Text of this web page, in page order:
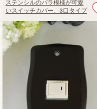
ステンシルのバラ模様が可愛
いスイッチカバー、3口タイプ